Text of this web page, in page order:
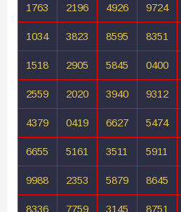
1763 2196 4926 9724
1034 3823 8595 8351
1518 2905 5845 0400
2559 2020 3940 9312
4379 0419 6627 5474
6655 5161 3511 5911
9988 2353 5879 8645
8336 7759 3145 8751